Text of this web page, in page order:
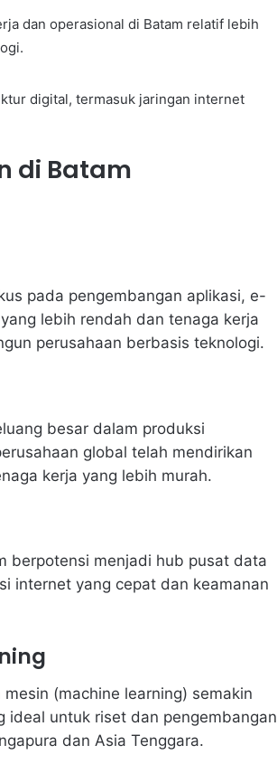
dan operasional di Batam relatif lebih
digital, termasuk jaringan internet
di Batam
pada pengembangan aplikasi, e-
lebih rendah dan tenaga kerja
perusahaan berbasis teknologi.
besar dalam produksi
global telah mendirikan
kerja yang lebih murah.
berpotensi menjadi hub pusat data
internet yang cepat dan keamanan
(machine learning) semakin
ideal untuk riset dan pengembangan
dan Asia Tenggara.